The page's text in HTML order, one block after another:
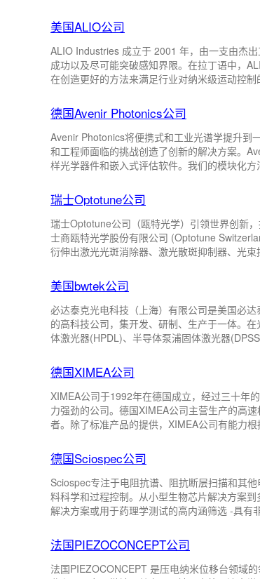
美国ALIO公司
ALIO Industries 成立于 2001 年，由一支由杰
成功以及尽可能突破感知界限。在拉丁语中，
在创造更好的方法来满足行业对纳米级运动控
ALIO 作为您的合作伙伴，您将与一个强大、完
提供服务 ...
德国Avenir Photonics公司
Avenir Photonics将便携式和工业光谱学提升到
和工程师面临的挑战创造了创新的解决方案。
样光学器件和嵌入式评估软件。我们的模块化
立于2021年，位于德国南部的雷根斯堡。作为
Aveni ...
瑞士Optotune公司
瑞士Optotune公司（瓯特光学）引领世界创新
士商瓯特光学股份有限公司 (Optotune
衍伸出激光光斑消除器、激光散斑抑制器、光
要代理商，昊量光电全面负责瑞士Optotune公
美国bwtek公司
必达泰克光电科技（上海）有限公司是美国必
的高科技公司，集开发、研制、生产于一体。
体激光器(HPDL)、半导体泵浦固体激光器
贴牌生产和研发包括了所有主要的光电应用，
德国XIMEA公司
XIMEA公司于1992年在德国成立，经过三十年
力强劲的公司。德国XIMEA公司主营生产的高
者。除了标准产品的提供，XIMEA公司有能力
151Mpix；高速相机，帧率达到3500+fps，还
德国Sciospec公司
Sciospec专注于电阻抗谱、阻抗断层扫描和其
料科学和过程控制。从小型生物芯片解决方案
解决方案或用于药理学测试的高内涵筛选 -具有
球自动化组件测试应用的可扩展性达到新的水
法国PIEZOCONCEPT公司
法国PIEZOCONCEPT 是压电纳米位移台领域